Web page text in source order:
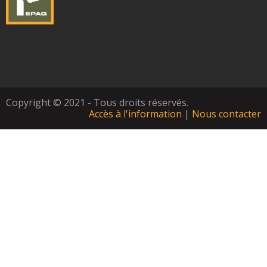
Copyright © 2021 - Tous droits réservés.
Accès à l'information | Nous contacter